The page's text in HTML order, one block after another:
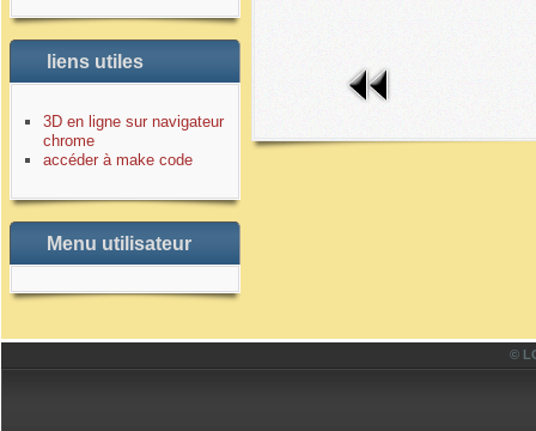
liens utiles
3D en ligne sur navigateur
chrome
accéder à make code
Menu utilisateur
©